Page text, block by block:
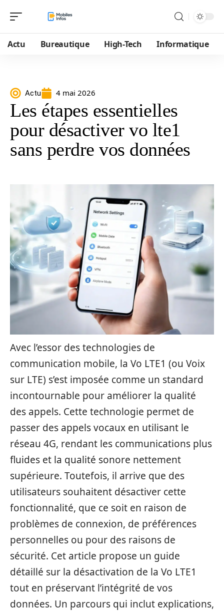
Actu Bureautique High-Tech Informatique
Actu 4 mai 2026
Les étapes essentielles
pour désactiver vo lte1
sans perdre vos données
Avec l’essor des technologies de
communication mobile, la Vo LTE1 (ou Voix
sur LTE) s’est imposée comme un standard
incontournable pour améliorer la qualité
des appels. Cette technologie permet de
passer des appels vocaux en utilisant le
réseau 4G, rendant les communications plus
fluides et la qualité sonore nettement
supérieure. Toutefois, il arrive que des
utilisateurs souhaitent désactiver cette
fonctionnalité, que ce soit en raison de
problèmes de connexion, de préférences
personnelles ou pour des raisons de
sécurité. Cet article propose un guide
détaillé sur la désactivation de la Vo LTE1
tout en préservant l’intégrité de vos
données. Un parcours qui inclut explications,